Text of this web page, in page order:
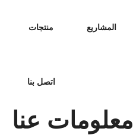
منتجات المشاريع
اتصل بنا
معلومات عنا